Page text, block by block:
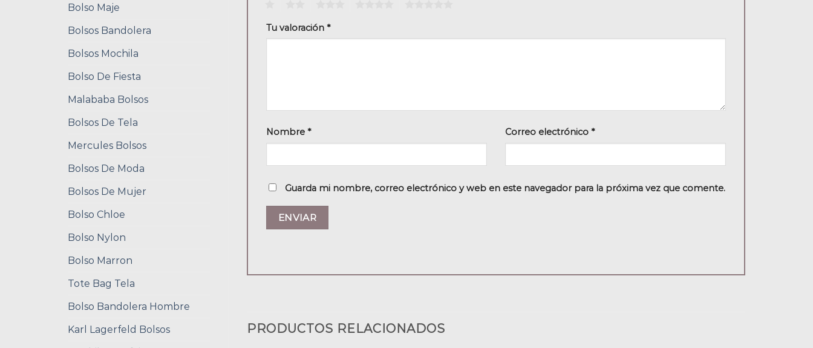
Bolso Maje
Bolsos Bandolera
Bolsos Mochila
Bolso De Fiesta
Malababa Bolsos
Bolsos De Tela
Mercules Bolsos
Bolsos De Moda
Bolsos De Mujer
Bolso Chloe
Bolso Nylon
Bolso Marron
Tote Bag Tela
Bolso Bandolera Hombre
Karl Lagerfeld Bolsos
Tu valoración *
Nombre * Correo electrónico *
Guarda mi nombre, correo electrónico y web en este navegador para la próxima vez que comente.
PRODUCTOS RELACIONADOS